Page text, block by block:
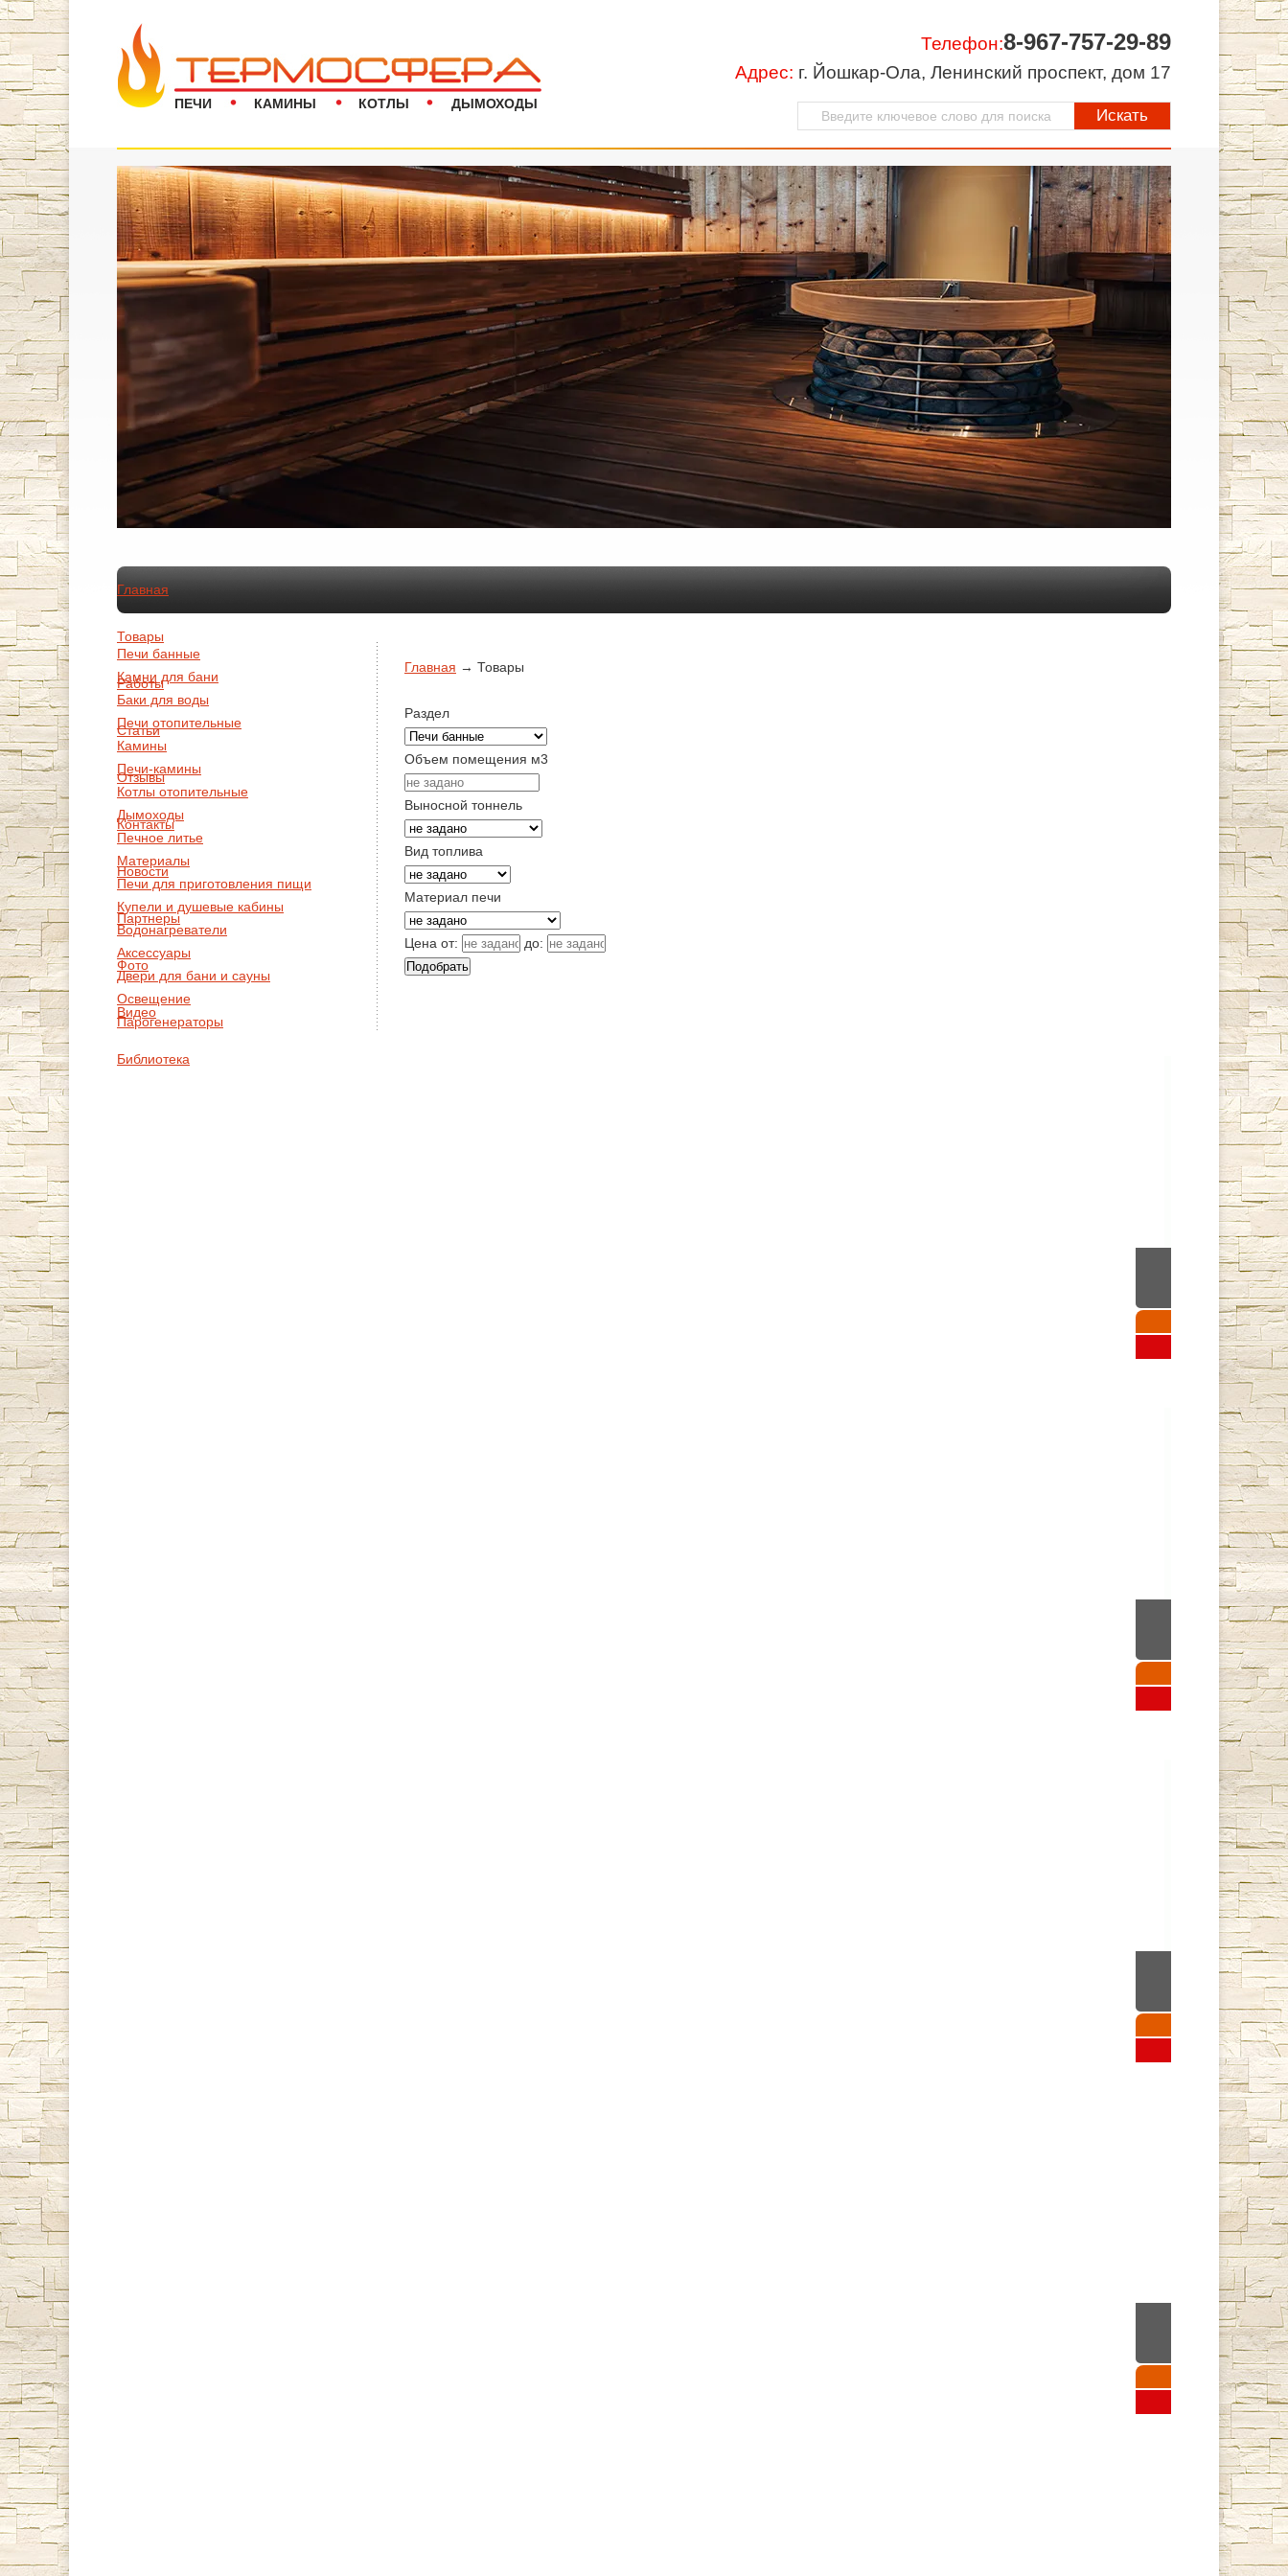
ПЕЧИ КАМИНЫ КОТЛЫ ДЫМОХОДЫ
Телефон:8-967-757-29-89
Адрес: г. Йошкар-Ола, Ленинский проспект, дом 17
Главная
Товары
Работы
Статьи
Отзывы
Контакты
Новости
Партнеры
Фото
Видео
Библиотека
Печи банные
Камни для бани
Баки для воды
Печи отопительные
Камины
Печи-камины
Котлы отопительные
Дымоходы
Печное литье
Материалы
Печи для приготовления пищи
Купели и душевые кабины
Водонагреватели
Аксессуары
Двери для бани и сауны
Освещение
Парогенераторы
Главная → Товары
Раздел
Объем помещения м3
Выносной тоннель
Вид топлива
Материал печи
Цена от: до:
Stoker 120
27 750
Подробнее
Stoker 170
31 500
Подробнее
Stoker 220
35 250
Подробнее
Stoker
42 900
Подробнее